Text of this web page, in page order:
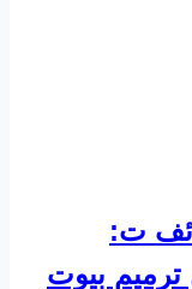
ت:
مقاول ترميم بيوت